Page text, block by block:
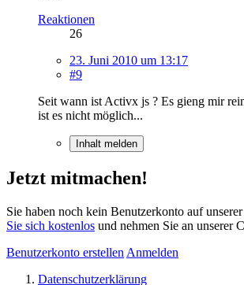
Reaktionen
26
23. Juni 2010 um 13:17
#9
Seit wann ist Activx js ? Es gieng mir
ist es nicht möglich...
Inhalt melden
Jetzt mitmachen!
Sie haben noch kein Benutzerkonto auf unserer
Sie sich kostenlos und nehmen Sie an unserer
Benutzerkonto erstellen Anmelden
Datenschutzerklärung